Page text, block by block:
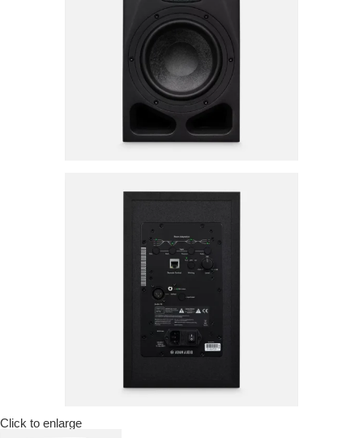
Click to enlarge